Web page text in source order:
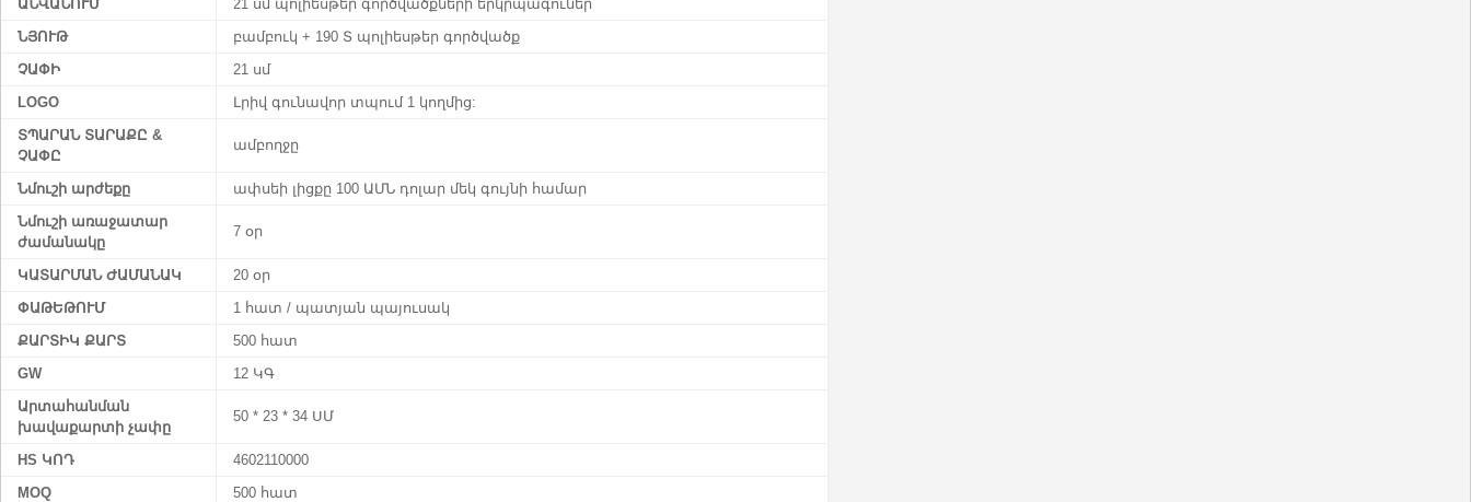
ԱՆՎԱՆՈՒՄ
21 սմ պոլիեսթեր գործվածքների երկրպագուներ
ՆՅՈՒԹ
բամբուկ + 190 Տ պոլիեսթեր գործվածք
ՉԱՓԻ
21 սմ
LOGO
Լրիվ գունավոր տպում 1 կողմից:
ՏՊԱՐԱՆ ՏԱՐԱՔԸ &
ՉԱՓԸ
ամբողջը
Նմուշի արժեքը
ափսեի լիցքը 100 ԱՄՆ դոլար մեկ գույնի համար
Նմուշի առաջատար
ժամանակը
7 օր
ԿԱՏԱՐՄԱՆ ԺԱՄԱՆԱԿ
20 օր
ՓԱԹԵԹՈՒՄ
1 հատ / պատյան պայուսակ
ՔԱՐՏԻԿ ՔԱՐՏ
500 հատ
GW
12 ԿԳ
Արտահանման
խավաքարտի չափը
50 * 23 * 34 ՍՄ
HS ԿՈԴ
4602110000
MOQ
500 հատ